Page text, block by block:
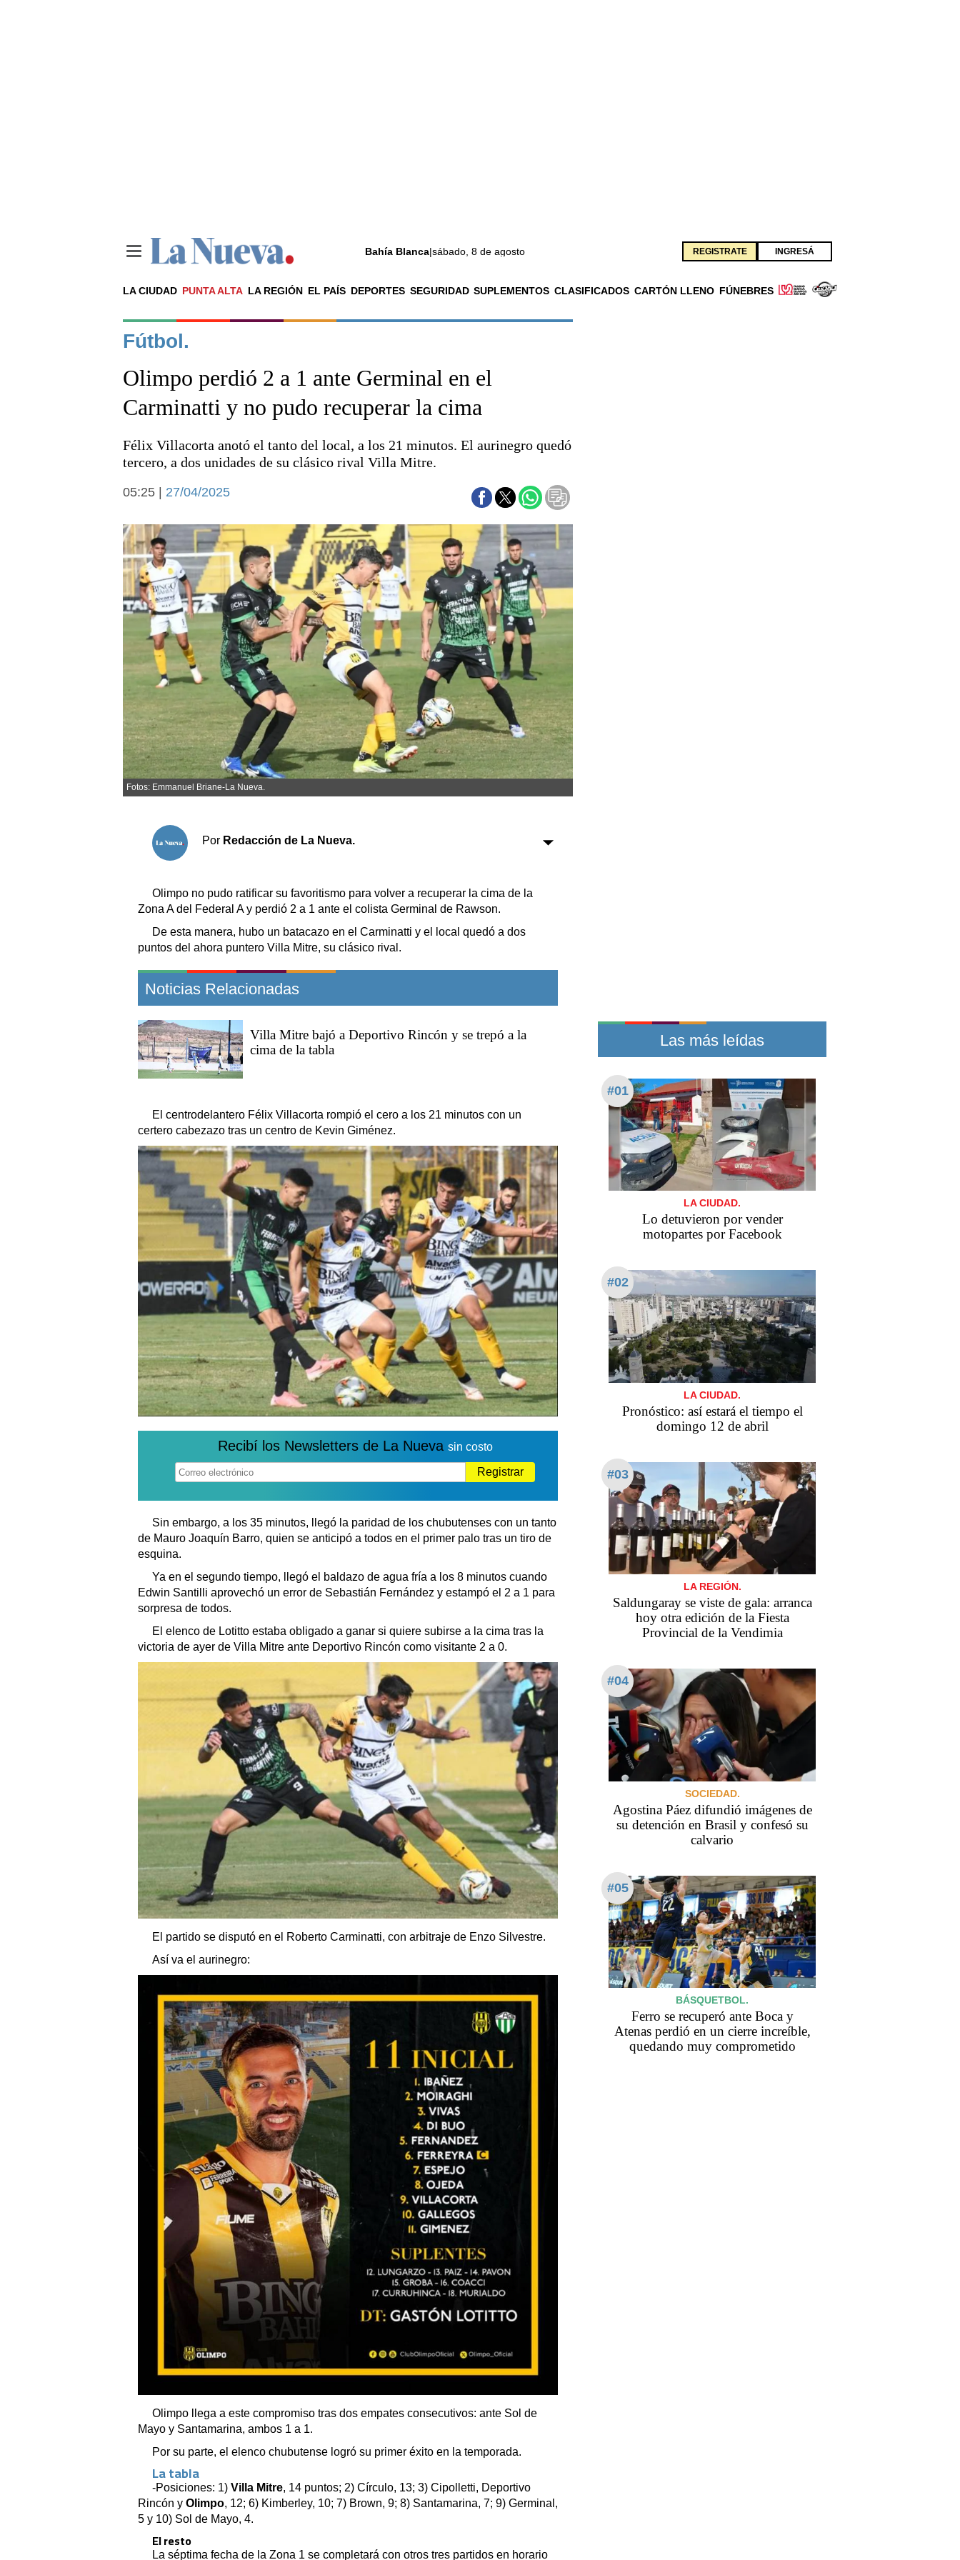
Bahía Blanca|sábado, 8 de agosto REGISTRATE INGRESÁ
LA CIUDAD PUNTA ALTA LA REGIÓN EL PAÍS DEPORTES SEGURIDAD SUPLEMENTOS CLASIFICADOS CARTÓN LLENO FÚNEBRES
Noticias
La ciudad
El país
Seguridad
Deportes
Escenario Olímpico
Federal A
Arte y cultura
Aplausos
Cines
Economía y campo
Economía y finanzas
Con el campo
Espacio empresas
Sociedad y tiempo libre
Sociedad
Tecnología
Turismo
Salud
Es viral
El tiempo
Cartón Lleno
Fúnebres
Horóscopo
Suplementos
Transportes
Loterías
Datos Útiles
Fúnebres
Edictos
Fútbol.
Olimpo perdió 2 a 1 ante Germinal en el
Carminatti y no pudo recuperar la cima
Félix Villacorta anotó el tanto del local, a los 21 minutos. El aurinegro quedó
tercero, a dos unidades de su clásico rival Villa Mitre.
05:25 | 27/04/2025
Fotos: Emmanuel Briane-La Nueva.
Por Redacción de La Nueva.
Olimpo no pudo ratificar su favoritismo para volver a recuperar la cima de la
Zona A del Federal A y perdió 2 a 1 ante el colista Germinal de Rawson.
De esta manera, hubo un batacazo en el Carminatti y el local quedó a dos
puntos del ahora puntero Villa Mitre, su clásico rival.
Noticias Relacionadas
Villa Mitre bajó a Deportivo Rincón y se trepó a la
cima de la tabla
El centrodelantero Félix Villacorta rompió el cero a los 21 minutos con un
certero cabezazo tras un centro de Kevin Giménez.
Recibí los Newsletters de La Nueva sin costo
Registrar
Sin embargo, a los 35 minutos, llegó la paridad de los chubutenses con un tanto
de Mauro Joaquín Barro, quien se anticipó a todos en el primer palo tras un tiro de
esquina.
Ya en el segundo tiempo, llegó el baldazo de agua fría a los 8 minutos cuando
Edwin Santilli aprovechó un error de Sebastián Fernández y estampó el 2 a 1 para
sorpresa de todos.
El elenco de Lotitto estaba obligado a ganar si quiere subirse a la cima tras la
victoria de ayer de Villa Mitre ante Deportivo Rincón como visitante 2 a 0.
El partido se disputó en el Roberto Carminatti, con arbitraje de Enzo Silvestre.
Así va el aurinegro:
Olimpo llega a este compromiso tras dos empates consecutivos: ante Sol de
Mayo y Santamarina, ambos 1 a 1.
Por su parte, el elenco chubutense logró su primer éxito en la temporada.
La tabla
-Posiciones: 1) Villa Mitre, 14 puntos; 2) Círculo, 13; 3) Cipolletti, Deportivo
Rincón y Olimpo, 12; 6) Kimberley, 10; 7) Brown, 9; 8) Santamarina, 7; 9) Germinal,
5 y 10) Sol de Mayo, 4.
El resto
La séptima fecha de la Zona 1 se completará con otros tres partidos en horario
Las más leídas
#01
LA CIUDAD.
Lo detuvieron por vender
motopartes por Facebook
#02
LA CIUDAD.
Pronóstico: así estará el tiempo el
domingo 12 de abril
#03
LA REGIÓN.
Saldungaray se viste de gala: arranca
hoy otra edición de la Fiesta
Provincial de la Vendimia
#04
SOCIEDAD.
Agostina Páez difundió imágenes de
su detención en Brasil y confesó su
calvario
#05
BÁSQUETBOL.
Ferro se recuperó ante Boca y
Atenas perdió en un cierre increíble,
quedando muy comprometido